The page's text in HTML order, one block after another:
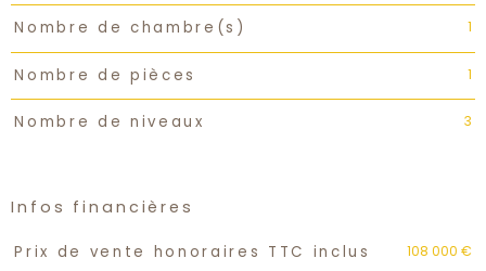
Nombre de chambre(s) 1
Nombre de pièces 1
Nombre de niveaux 3
Infos financières
Caractéristiques Valeurs
Prix de vente honoraires TTC inclus 108 000 €